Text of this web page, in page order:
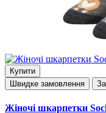
Купити
Швидке замовлення
Жіночі шкарпетки